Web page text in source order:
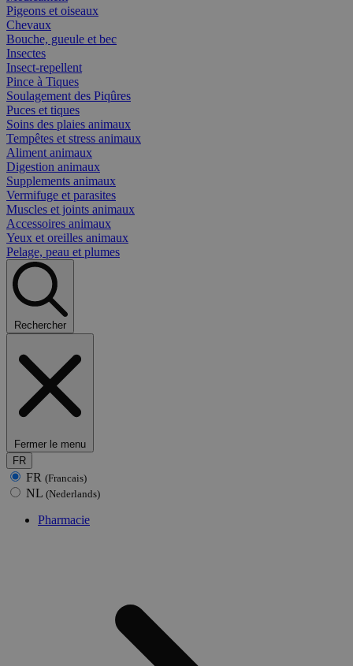
Pigeons et oiseaux
Chevaux
Bouche, gueule et bec
Insectes
Insect-repellent
Pince à Tiques
Soulagement des Piqûres
Puces et tiques
Soins des plaies animaux
Tempêtes et stress animaux
Aliment animaux
Digestion animaux
Supplements animaux
Vermifuge et parasites
Muscles et joints animaux
Accessoires animaux
Yeux et oreilles animaux
Pelage, peau et plumes
Rechercher
Fermer le menu
FR
FR (Francais)
NL (Nederlands)
Pharmacie